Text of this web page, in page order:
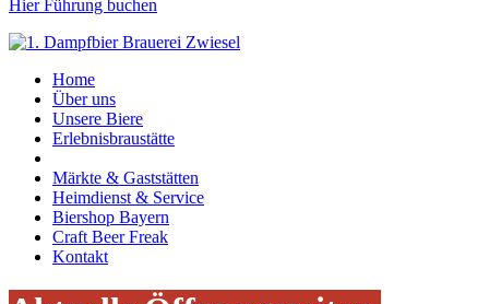
Hier Führung buchen
Home
Über uns
Unsere Biere
Erlebnisbraustätte
Märkte & Gaststätten
Heimdienst & Service
Biershop Bayern
Craft Beer Freak
Kontakt